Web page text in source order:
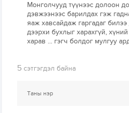
Монголчууд түүнээс долоон
дэвжээнээс барилдах гэж
яаж хавсайдаж гаргадаг
дээрхи бухлыг харахгүй,
харав ... гэгч болдог мулгуу
5 сэтгэгдэл байна